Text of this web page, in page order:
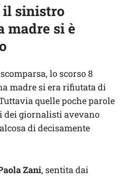
il sinistro
madre si è
lo scorso 8
madre si era rifiutata di
quelle poche parole
dei giornalisti avevano
di decisamente
Zani, sentita dai